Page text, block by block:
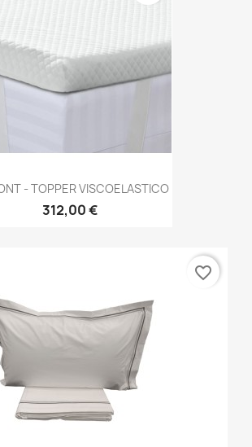
- TOPPER VISCOELASTICO
312,00 €
favorite_border